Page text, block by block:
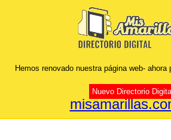
Hemos renovado nuestra página web-
Nuevo Directorio